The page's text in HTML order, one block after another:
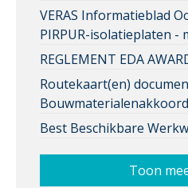
VERAS Informatieblad
PIRPUR-isolatieplaten -
REGLEMENT EDA
Routekaart(en)
Best Beschikbare
Toon